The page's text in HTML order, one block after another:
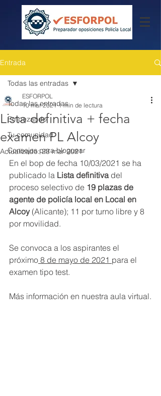
Entrada
Todas las entradas
Empezando
Tu comunidad
Consejos para bloguear
Todas las entradas
Lista definitiva + fecha
examen PL Alcoy
ESFORPOL
10 mar 2021 1 min de lectura
Actualizado:23 mar 2021
En el bop de fecha 10/03/2021 se ha
publicado la Lista definitiva del
proceso selectivo de 19 plazas de
agente de policía local en Local en
Alcoy (Alicante); 11 por turno libre y 8
por movilidad.
Se convoca a los aspirantes el
próximo 8 de mayo de 2021 para el
examen tipo test.
Más información en nuestra aula virtual.